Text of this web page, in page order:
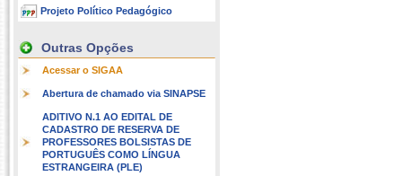
Projeto Político Pedagógico
Outras Opções
Acessar o SIGAA
Abertura de chamado via SINAPSE
ADITIVO N.1 AO EDITAL DE
CADASTRO DE RESERVA DE
PROFESSORES BOLSISTAS DE
PORTUGUÊS COMO LÍNGUA
ESTRANGEIRA (PLE)